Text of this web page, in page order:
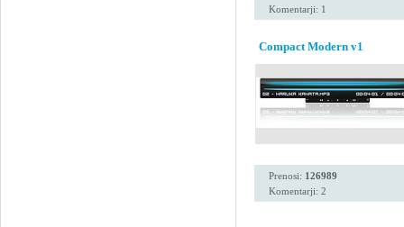
Komentarji: 1
Compact Modern v1
Prenosi: 126989
Komentarji: 2